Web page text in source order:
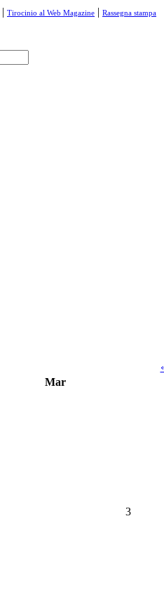
| Tirocinio al Web Magazine | Rassegna stampa
Mar
3